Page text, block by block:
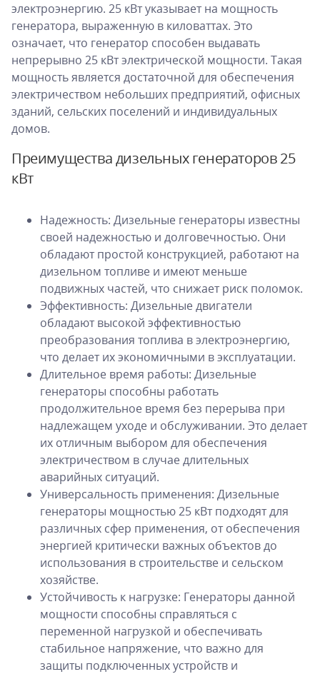
электроэнергию. 25 кВт указывает на мощность
генератора, выраженную в киловаттах. Это
означает, что генератор способен выдавать
непрерывно 25 кВт электрической мощности. Такая
мощность является достаточной для обеспечения
электричеством небольших предприятий, офисных
зданий, сельских поселений и индивидуальных
домов.
Преимущества дизельных генераторов 25
кВт
Надежность: Дизельные генераторы известны
своей надежностью и долговечностью. Они
обладают простой конструкцией, работают на
дизельном топливе и имеют меньше
подвижных частей, что снижает риск поломок.
Эффективность: Дизельные двигатели
обладают высокой эффективностью
преобразования топлива в электроэнергию,
что делает их экономичными в эксплуатации.
Длительное время работы: Дизельные
генераторы способны работать
продолжительное время без перерыва при
надлежащем уходе и обслуживании. Это делает
их отличным выбором для обеспечения
электричеством в случае длительных
аварийных ситуаций.
Универсальность применения: Дизельные
генераторы мощностью 25 кВт подходят для
различных сфер применения, от обеспечения
энергией критически важных объектов до
использования в строительстве и сельском
хозяйстве.
Устойчивость к нагрузке: Генераторы данной
мощности способны справляться с
переменной нагрузкой и обеспечивать
стабильное напряжение, что важно для
защиты подключенных устройств и